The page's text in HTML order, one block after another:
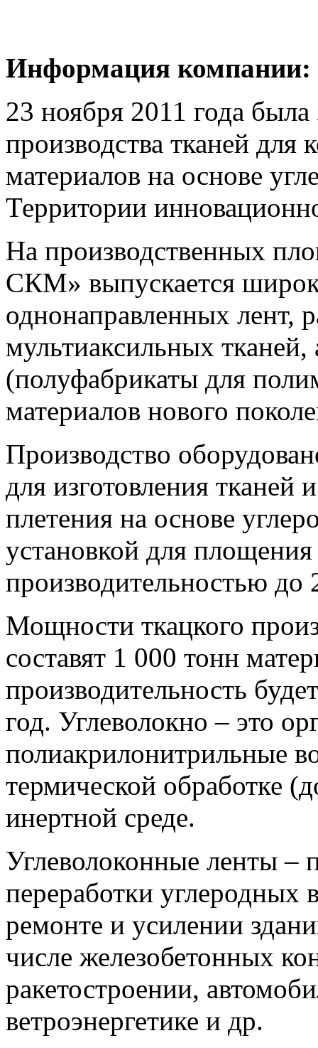
Информация компании:
23 ноября 2011 года
производства тканей
материалов на основе
Территории
На производственных
СКМ» выпускается
однонаправленных лент,
мультиаксильных тканей,
(полуфабрикаты для
материалов нового
Производство
для изготовления тканей
плетения на основе
установкой для
производительностью
Мощности ткацкого
составят 1 000 тонн
производительность
год. Углеволокно – это
полиакрилонитрильные
термической обработке
инертной среде.
Углеволоконные ленты –
переработки углеродных
ремонте и усилении
числе железобетонных
ракетостроении,
ветроэнергетике и др.